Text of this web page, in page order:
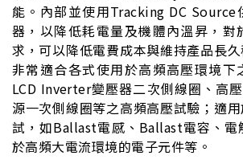
能。內部並使用Tracking DC Source
器，以降低耗電量及機體內溫昇，對
求，可以降低電費成本與維持產品長
非常適合各式使用於高頻高壓環境下
LCD Inverter變壓器二次側線圈、高
源一次側線圈等之高頻高壓試驗；適
試，如Ballast電感、Ballast電容、電
於高頻大電流環境的電子元件等。